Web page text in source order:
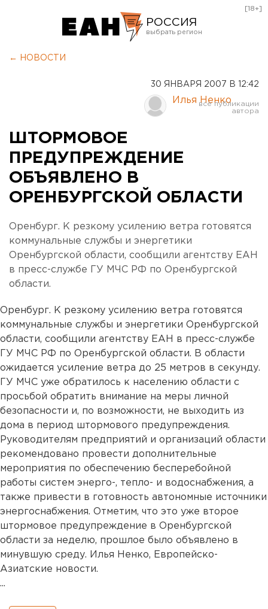
РОССИЯ
Курган
Оренбург
[18+]
← НОВОСТИ
30 ЯНВАРЯ 2007 В 12:42
Илья Ненко
ШТОРМОВОЕ
ПРЕДУПРЕЖДЕНИЕ
ОБЪЯВЛЕНО В
ОРЕНБУРГСКОЙ ОБЛАСТИ
Оренбург. К резкому усилению ветра готовятся
коммунальные службы и энергетики
Оренбургской области, сообщили агентству ЕАН
в пресс-службе ГУ МЧС РФ по Оренбургской
области.
Оренбург. К резкому усилению ветра готовятся
коммунальные службы и энергетики Оренбургской
области, сообщили агентству ЕАН в пресс-службе
ГУ МЧС РФ по Оренбургской области. В области
ожидается усиление ветра до 25 метров в секунду.
ГУ МЧС уже обратилось к населению области с
просьбой обратить внимание на меры личной
безопасности и, по возможности, не выходить из
дома в период штормового предупреждения.
Руководителям предприятий и организаций области
рекомендовано провести дополнительные
мероприятия по обеспечению бесперебойной
работы систем энерго-, тепло- и водоснабжения, а
также привести в готовность автономные источники
энергоснабжения. Отметим, что это уже второе
штормовое предупреждение в Оренбургской
области за неделю, прошлое было объявлено в
минувшую среду. Илья Ненко, Европейско-
Азиатские новости.
...